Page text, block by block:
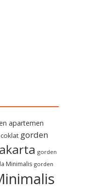
apartemen
gorden
gorden
Minimalis gorden